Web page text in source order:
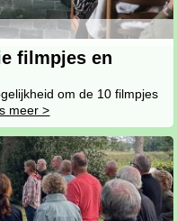
filmpjes en
om de 10 filmpjes
meer >